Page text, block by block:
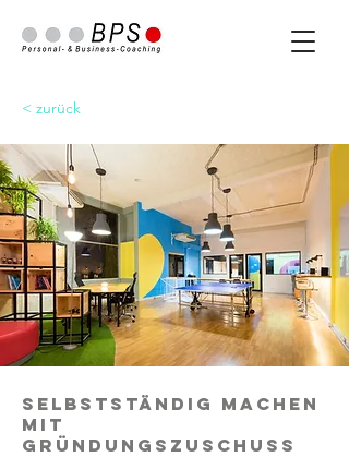
< zurück
Selbstständig machen
mit
Gründungszuschuss